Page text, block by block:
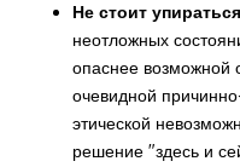
Не стоит
неотложных
опаснее возможной
очевидной
этической
решение "здесь и